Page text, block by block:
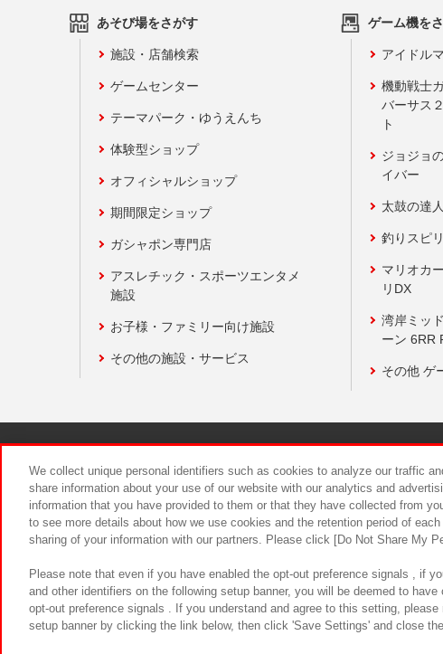
あそび場をさがす
施設・店舗検索
ゲームセンター
テーマパーク・ゆうえんち
体験型ショップ
オフィシャルショップ
期間限定ショップ
ガシャポン専門店
アスレチック・スポーツエンタメ
施設
お子様・ファミリー向け施設
その他の施設・サービス
ゲーム機を
アイドル
機動戦士
バーサス
ト
ジョジョ
イバー
太鼓の達人
釣りスピ
マリオカ
リDX
湾岸ミッ
ーン 6RR
その他 ゲ
食品のご提供に
We collect unique personal identifiers such as cookies to analyze our traffic
share information about your use of our website with our analytics and
information that you have provided to them or that they have collected from
to see more details about how we use cookies and the retention period of
sharing of your information with our partners. Please click [Do Not Share My
Please note that even if you have enabled the opt-out preference signals , if
and other identifiers on the following setup banner, you will be deemed to
opt-out preference signals . If you understand and agree to this setting,
setup banner by clicking the link below, then click 'Save Settings' and close